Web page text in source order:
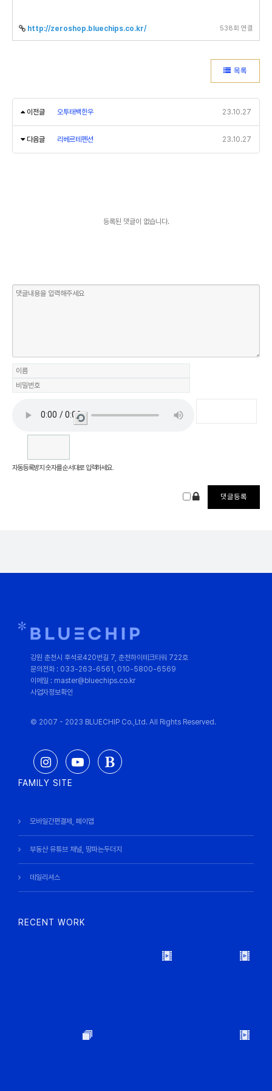
http://zeroshop.bluechips.co.kr/ 538회 연결
목록
이전글 오투태백한우 23.10.27
다음글 리베르테펜션 23.10.27
등록된 댓글이 없습니다.
새로
자동등록방지 숫자를 순서대로 입력하세요.
강원 춘천시 후석로420번길 7, 춘천하이테크타워 722호
문의전화 : 033-263-6561, 010-5800-6569
이메일 : master@bluechips.co.kr
사업자정보확인
© 2007 - 2023 BLUECHIP Co.,Ltd. All Rights Reserved.
FAMILY SITE
모바일간편결제, 페이앱
부동산 유튜브 채널, 땅파는두더지
데일리셔스
RECENT WORK